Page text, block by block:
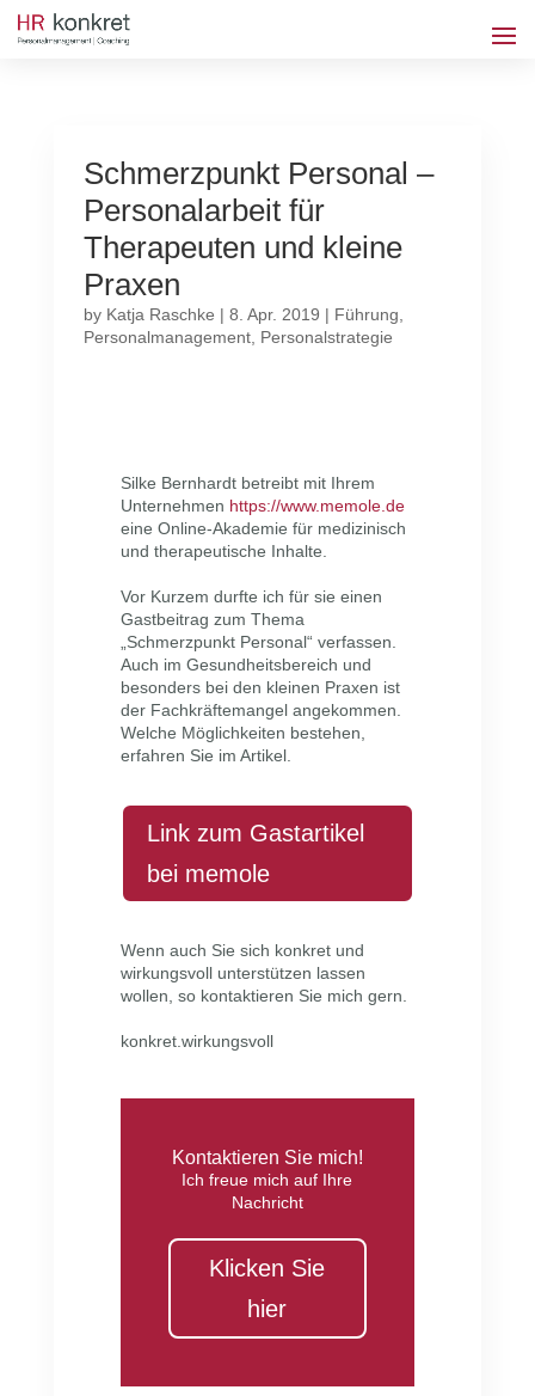
Schmerzpunkt Personal –
Personalarbeit für
Therapeuten und kleine
Praxen
by Katja Raschke | 8. Apr. 2019 | Führung
Personalmanagement, Personalstrategie
Silke Bernhardt betreibt mit Ihrem
Unternehmen https://www.memole.de
eine Online-Akademie für medizinisch
und therapeutische Inhalte.
Vor Kurzem durfte ich für sie einen
Gastbeitrag zum Thema
„Schmerzpunkt Personal“ verfassen.
Auch im Gesundheitsbereich und
besonders bei den kleinen Praxen ist
der Fachkräftemangel angekommen.
Welche Möglichkeiten bestehen,
erfahren Sie im Artikel.
Link zum Gastartikel
bei memole
Wenn auch Sie sich konkret und
wirkungsvoll unterstützen lassen
wollen, so kontaktieren Sie mich gern.
konkret.wirkungsvoll
Kontaktieren Sie mich!
Ich freue mich auf Ihre
Nachricht
Klicken Sie
hier